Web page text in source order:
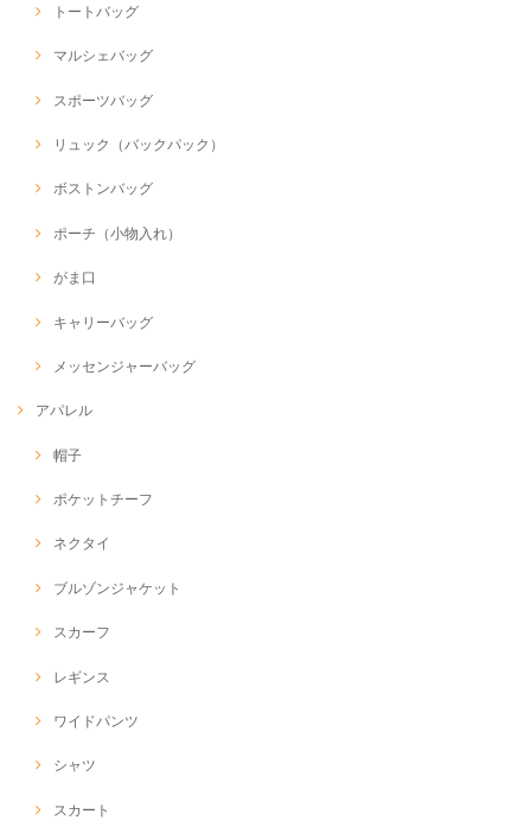
トートバッグ
マルシェバッグ
スポーツバッグ
リュック（バックパック）
ボストンバッグ
ポーチ（小物入れ）
がま口
キャリーバッグ
メッセンジャーバッグ
アパレル
帽子
ポケットチーフ
ネクタイ
ブルゾンジャケット
スカーフ
レギンス
ワイドパンツ
シャツ
スカート